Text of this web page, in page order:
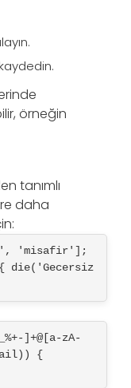
örneğin
tanımlı
daha
'misafir'];
]+@[a-zA-
{